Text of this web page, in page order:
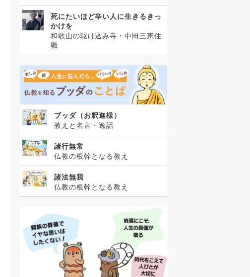
死にたいほど辛い人に生きるきっ
かけを
和歌山の駆け込み寺・中田三恵住
職
ブッダ（お釈迦様）
教えと名言・逸話
諸行無常
仏教の根幹となる教え
諸法無我
仏教の根幹となる教え